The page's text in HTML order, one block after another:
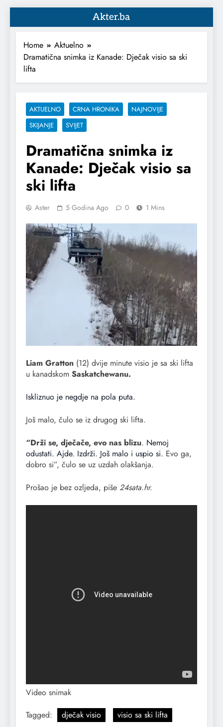
Akter.ba
Home
Aktuelno
Dramatična snimka iz Kanade: Dječak visio sa ski
lifta
AKTUELNO CRNA HRONIKA
NAJNOVIJE
SKIJANJE
SVIJET
Dramatična snimka iz
Kanade: Dječak visio sa
ski lifta
Aster 5 Godina Ago 0 1 Mins
Liam Gratton (12) dvije minute visio je sa ski lifta
u kanadskom Saskatchewanu.
Iskliznuo je negdje na pola puta.
Još malo, čulo se iz drugog ski lifta.
“Drži se, dječače, evo nas blizu. Nemoj
odustati. Ajde. Izdrži. Još malo i uspio si. Evo ga,
dobro si”, čulo se uz uzdah olakšanja.
Prošao je bez ozljeda, piše 24sata.hr.
Video snimak
Tagged:
dječak visio visio sa ski lifta